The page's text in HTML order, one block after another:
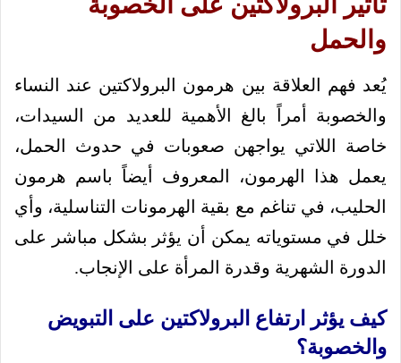
والحمل
يُعد فهم العلاقة بين هرمون البرولاكتين عند النساء
والخصوبة أمراً بالغ الأهمية للعديد من السيدات،
خاصة اللاتي يواجهن صعوبات في حدوث الحمل،
يعمل هذا الهرمون، المعروف أيضاً باسم هرمون
الحليب، في تناغم مع بقية الهرمونات التناسلية، وأي
خلل في مستوياته يمكن أن يؤثر بشكل مباشر على
الدورة الشهرية وقدرة المرأة على الإنجاب.
كيف يؤثر ارتفاع البرولاكتين على التبويض
والخصوبة؟